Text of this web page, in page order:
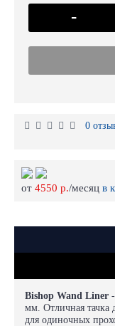
-
0
от 4550 р./месяц в
Bishop Wand Liner
мм. Отличная тачка
для одиночных